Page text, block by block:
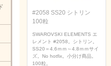
#2058 SS20 シトリン
100粒
SWAROVSKI ELEMENTS エ
レメント #2058。シトリン。
SS20＝4.6ｍｍ～4.8ｍｍサイ
ズ。No hotfix。小分け商品。
100粒。